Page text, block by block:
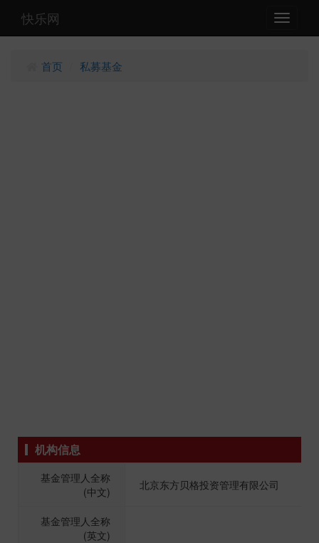
Toggle
快乐网
首页 私募基金
机构信息
基金管理人全称
(中文)
北京东方贝格投资管理有限公司
基金管理人全称
(英文)